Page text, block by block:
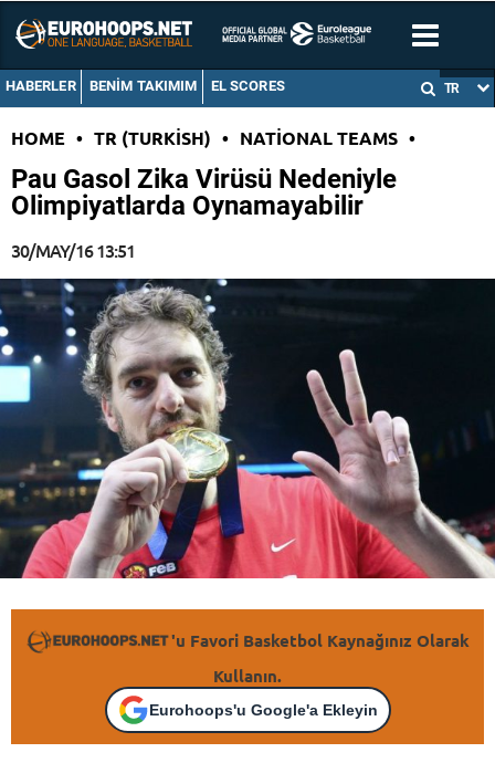
HABERLER BENIM TAKIMIM EL SCORES TR
HOME • TR (TURKISH) • NATIONAL TEAMS •
Pau Gasol Zika Virüsü Nedeniyle
Olimpiyatlarda Oynamayabilir
30/MAY/16 13:51
'u Favori Basketbol Kaynağınız Olarak
Kullanın.
Eurohoops'u Google'a Ekleyin